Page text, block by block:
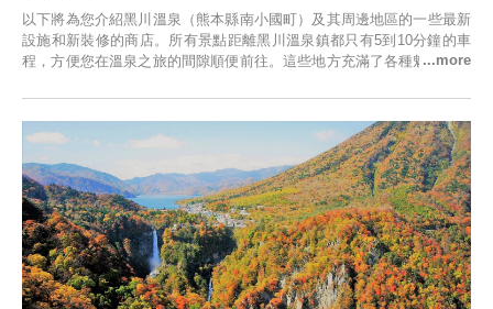
以下將為您介紹黑川溫泉（熊本縣南小國町）及其周邊地區的一些最新
設施和新裝修的商店。所有景點距離黑川溫泉鎮都只有5到10分鐘的車
程，方便您在溫泉之旅的間隙順便前往。這些地方充滿了各種魅力，包
食材的餐廳。讓您體驗黑川溫泉的全新樂趣。